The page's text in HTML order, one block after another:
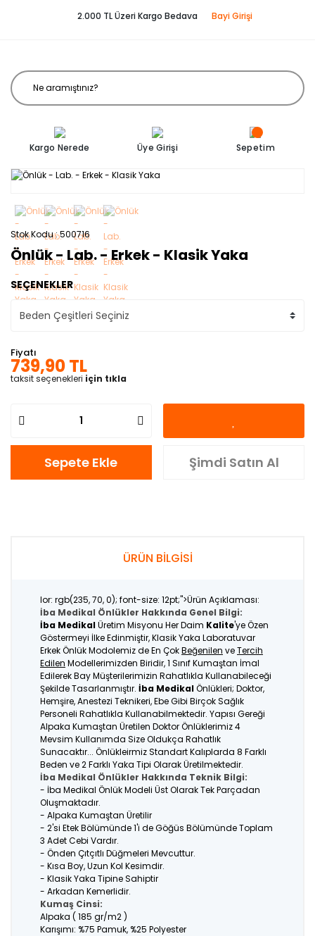
2.000 TL Üzeri Kargo Bedava Bayi Girişi
Kargo Nerede Üye Girişi Sepetim
Stok Kodu 500716
Önlük - Lab. - Erkek - Klasik Yaka
SEÇENEKLER
Fiyatı
739,90 TL
taksit seçenekleri için tıkla
Sepete Ekle Şimdi Satın Al
ÜRÜN BİLGİSİ
lor: rgb(235, 70, 0); font-size: 12pt;">Ürün Açıklaması:
İba Medikal Önlükler Hakkında Genel Bilgi:
İba MedikalÜretim Misyonu Her Daim Kalite'ye Özen
Göstermeyi İlke Edinmiştir, Klasik Yaka Laboratuvar
Erkek Önlük Modolemiz de En ÇokBeğenilen veTercih
Edilen Modellerimizden Biridir, 1 Sınıf Kumaştan İmal
Edilerek Bay Müşterilerimizin Rahatlıkla Kullanabileceği
Şekilde Tasarlanmıştır. İba MedikalÖnlükleri; Doktor,
Hemşire, Anestezi Teknikeri, Ebe Gibi Birçok Sağlık
Personeli Rahatlıkla Kullanabilmektedir. Yapısı Gereği
Alpaka Kumaştan Üretilen Doktor Önlüklerimiz 4
Mevsim Kullanımda Size Oldukça Rahatlık
Sunacaktır... Önlükleirmiz Standart Kalıplarda 8 Farklı
Beden ve 2 Farklı Yaka Tipi Olarak Üretilmektedir.
İba Medikal Önlükler Hakkında Teknik Bilgi:
- İba Medikal Önlük Modeli Üst Olarak Tek Parçadan
Oluşmaktadır.
- Alpaka Kumaştan Üretilir
- 2'si Etek Bölümünde 1'i de Göğüs Bölümünde Toplam
3 Adet Cebi Vardır.
- Önden Çıtçıtlı Düğmeleri Mevcuttur.
- Kısa Boy, Uzun Kol Kesimdir.
- Klasik Yaka Tipine Sahiptir
- Arkadan Kemerlidir.
Kumaş Cinsi:
Alpaka ( 185 gr/m2 )
Karışımı: %75 Pamuk, %25 Polyester